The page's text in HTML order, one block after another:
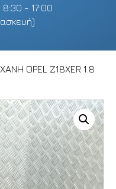
8:30 - 17:00
OPEL Z18XER 1.8